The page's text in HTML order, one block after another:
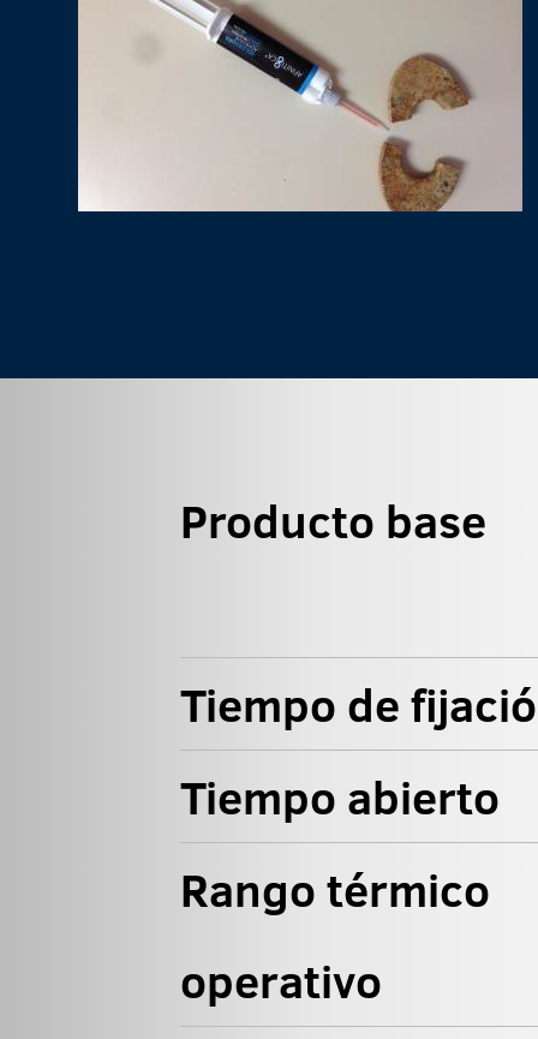
Producto base
Tiempo de
Tiempo abierto
Rango térmico
operativo